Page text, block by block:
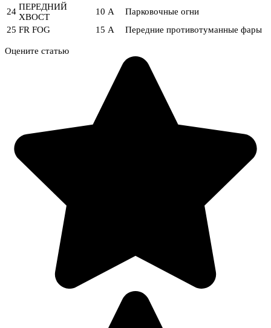
24 ПЕРЕДНИЙ
ХВОСТ
10 А
Парковочные огни
25 FR FOG 15 А Передние противотуманные фары
Оцените статью